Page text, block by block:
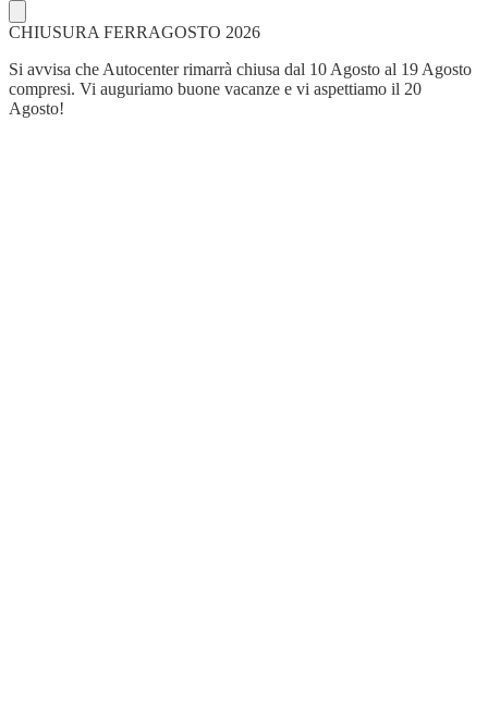
CHIUSURA FERRAGOSTO 2026
Si avvisa che Autocenter rimarrà chiusa dal 10 Agosto al 19 Agosto
compresi. Vi auguriamo buone vacanze e vi aspettiamo il 20
Agosto!